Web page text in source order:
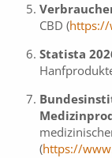
CBD (https://
Statista
(https://